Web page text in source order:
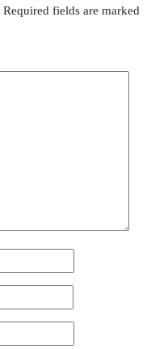
Required fields are marked